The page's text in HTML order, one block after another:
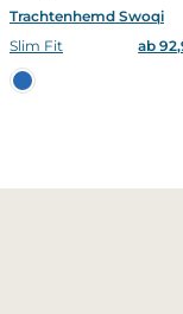
Trachtenhemd Swoqi
Slim Fit
ab
1 Artikel